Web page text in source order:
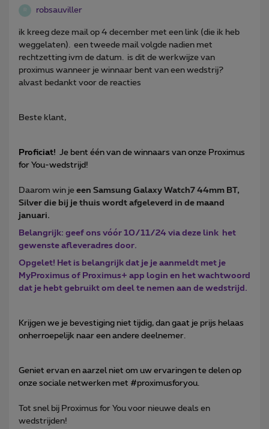
R robsauviller
ik kreeg deze mail op 4 december met een link (die ik heb
weggelaten). een tweede mail volgde nadien met
rechtzetting ivm de datum. is dit de werkwijze van
proximus wanneer je winnaar bent van een wedstrij?
alvast bedankt voor de reacties
Beste klant,
Proficiat! Je bent één van de winnaars van onze Proximus
for You-wedstrijd!
Daarom win je een Samsung Galaxy Watch7 44mm BT,
Silver die bij je thuis wordt afgeleverd in de maand
januari.
Belangrijk: geef ons vóór 10/11/24 via deze link
het
gewenste afleveradres door.
Opgelet! Het is belangrijk dat je je aanmeldt met je
My Proximus of Proximus+ app login en het wachtwoord
dat je hebt gebruikt om deel te nemen aan de wedstrijd.
Krijgen we je bevestiging niet tijdig, dan gaat je prijs helaas
onherroepelijk naar een andere deelnemer.
Geniet ervan en aarzel niet om uw ervaringen te delen op
onze sociale netwerken met #proximusforyou.
Tot snel bij Proximus for You voor nieuwe deals en
wedstrijden!